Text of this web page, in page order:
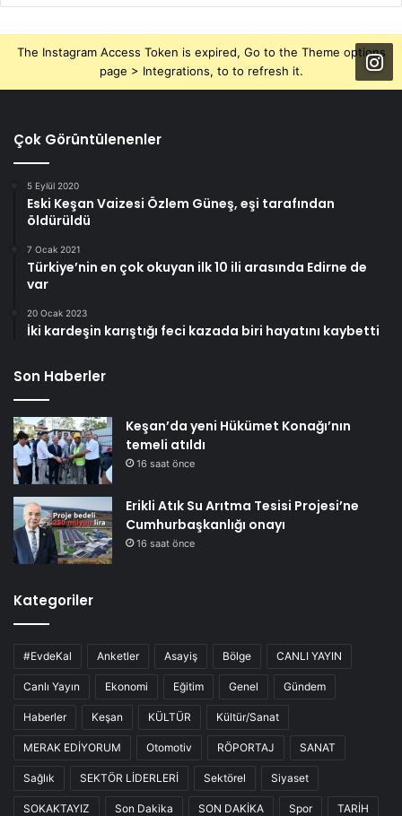
The Instagram Access Token is expired, Go to the Theme options
page > Integrations, to to refresh it.
Çok Görüntülenenler
5 Eylül 2020
Eski Keşan Vaizesi Özlem Güneş, eşi tarafından
öldürüldü
7 Ocak 2021
Türkiye’nin en çok okuyan ilk 10 ili arasında Edirne de
var
20 Ocak 2023
İki kardeşin karıştığı feci kazada biri hayatını kaybetti
Son Haberler
Keşan’da yeni Hükümet Konağı’nın
temeli atıldı
16 saat önce
Erikli Atık Su Arıtma Tesisi Projesi’ne
Cumhurbaşkanlığı onayı
16 saat önce
Kategoriler
#EvdeKal Anketler Asayiş Bölge CANLI YAYIN
Canlı Yayın Ekonomi Eğitim Genel Gündem
Haberler Keşan KÜLTÜR Kültür/Sanat
MERAK EDİYORUM Otomotiv RÖPORTAJ SANAT
Sağlık SEKTÖR LİDERLERİ Sektörel Siyaset
SOKAKTAYIZ Son Dakika SON DAKİKA Spor TARİH